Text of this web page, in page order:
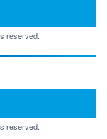
reserved.
reserved.